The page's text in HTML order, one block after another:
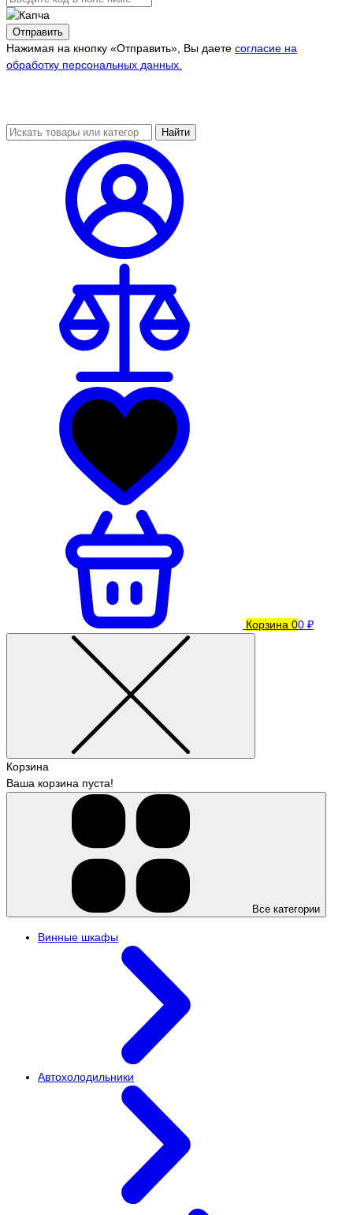
Отправить
Нажимая на кнопку «Отправить», Вы даете согласие на
обработку персональных данных.
Найти
Корзина 00 ₽
Корзина
Ваша корзина пуста!
Все категории
Винные шкафы
Автохолодильники